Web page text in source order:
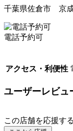
千葉県佐倉市 京
電話予約可
アクセス・利便性
ユーザーレビュ
この店舗を応援する